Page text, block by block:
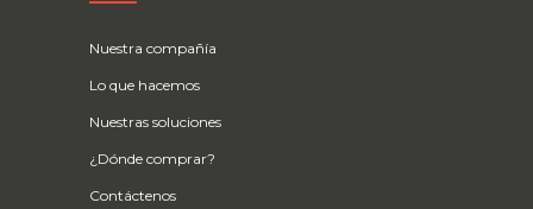
Nuestra compañía
Lo que hacemos
Nuestras soluciones
¿Dónde comprar?
Contáctenos